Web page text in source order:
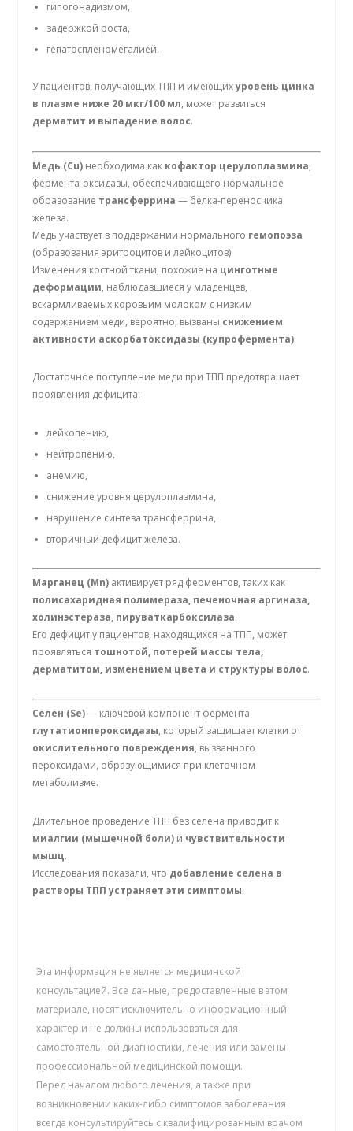
гипогонадизмом,
задержкой роста,
гепатоспленомегалией.
У пациентов, получающих ТПП и имеющихуровень цинка
в плазме ниже 20 мкг/100 мл, может развиться
дерматит и выпадение волос.
Медь (Cu) необходима как кофактор церулоплазмина,
фермента-оксидазы, обеспечивающего нормальное
образование трансферрина — белка-переносчика
железа.
Медь участвует в поддержании нормального гемопоэза
(образования эритроцитов и лейкоцитов).
Изменения костной ткани, похожие на цинготные
деформации, наблюдавшиеся у младенцев,
вскармливаемых коровьим молоком с низким
содержанием меди, вероятно, вызваны снижением
активности аскорбатоксидазы (купрофермента).
Достаточное поступление меди при ТПП предотвращает
проявления дефицита:
лейкопению,
нейтропению,
анемию,
снижение уровня церулоплазмина,
нарушение синтеза трансферрина,
вторичный дефицит железа.
Марганец (Mn) активирует ряд ферментов, таких как
полисахаридная полимераза, печеночная аргиназа,
холинэстераза, пируваткарбоксилаза.
Его дефицит у пациентов, находящихся на ТПП, может
проявляться тошнотой, потерей массы тела,
дерматитом, изменением цвета и структуры волос.
Селен (Se)— ключевой компонент фермента
глутатионпероксидазы, который защищает клетки от
окислительного повреждения, вызванного
пероксидами, образующимися при клеточном
метаболизме.
Длительное проведение ТПП без селена приводит к
миалгии (мышечной боли) и чувствительности
мышц.
Исследования показали, что добавление селена в
растворы ТПП устраняет эти симптомы.
Эта информация не является медицинской
консультацией. Все данные, предоставленные в этом
материале, носят исключительно информационный
характер и не должны использоваться для
самостоятельной диагностики, лечения или замены
профессиональной медицинской помощи.
Перед началом любого лечения, а также при
возникновении каких-либо симптомов заболевания
всегда консультируйтесь с квалифицированным врачом